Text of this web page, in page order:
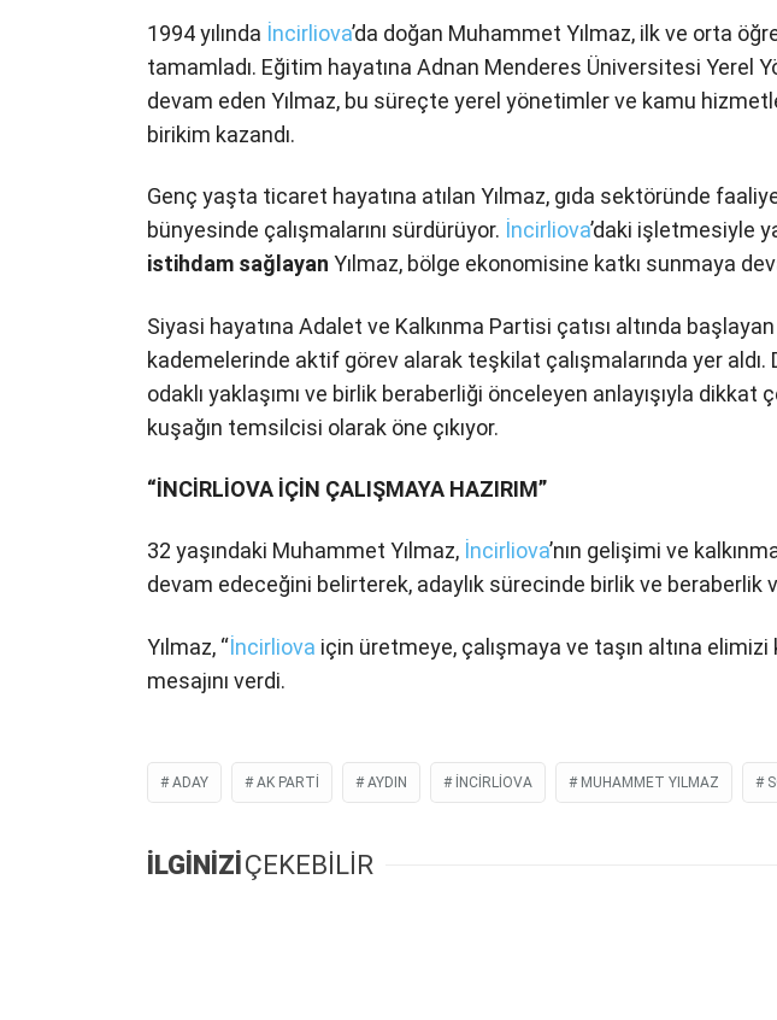
1994 yılında İncirliova’da doğan Muhammet Yılmaz, ilk ve orta
tamamladı. Eğitim hayatına Adnan Menderes Üniversitesi Yerel
devam eden Yılmaz, bu süreçte yerel yönetimler ve kamu
birikim kazandı.
Genç yaşta ticaret hayatına atılan Yılmaz, gıda sektöründe
bünyesinde çalışmalarını sürdürüyor. İncirliova’daki işletmesiyle
istihdam sağlayan Yılmaz, bölge ekonomisine katkı sunmaya
Siyasi hayatına Adalet ve Kalkınma Partisi çatısı altında
kademelerinde aktif görev alarak teşkilat çalışmalarında yer aldı.
odaklı yaklaşımı ve birlik beraberliği önceleyen anlayışıyla dikkat
kuşağın temsilcisi olarak öne çıkıyor.
“İNCİRLİOVA İÇİN ÇALIŞMAYA HAZIRIM”
32 yaşındaki Muhammet Yılmaz, İncirliova’nın gelişimi ve
devam edeceğini belirterek, adaylık sürecinde birlik ve beraberlik
Yılmaz, “İncirliova için üretmeye, çalışmaya ve taşın altına elimizi
mesajını verdi.
ADAY AK PARTI AYDIN INCIRLIOVA MUHAMMET YILMAZ
İLGİNİZİÇEKEBİLİR